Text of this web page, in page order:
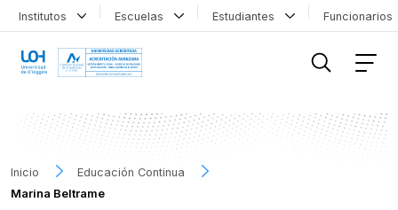
Institutos Escuelas Estudiantes
Inicio
Educación Continua
Marina Beltrame